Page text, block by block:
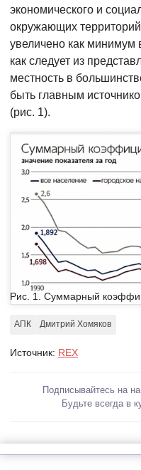
экономического и
окружающих
увеличено как минимум
как следует из
местность в
быть главным
(рис. 1).
Рис. 1. Суммарный
АПК Дмитрий Хомяков
Источник: REX
Подписывайтесь на
Будьте всегда в